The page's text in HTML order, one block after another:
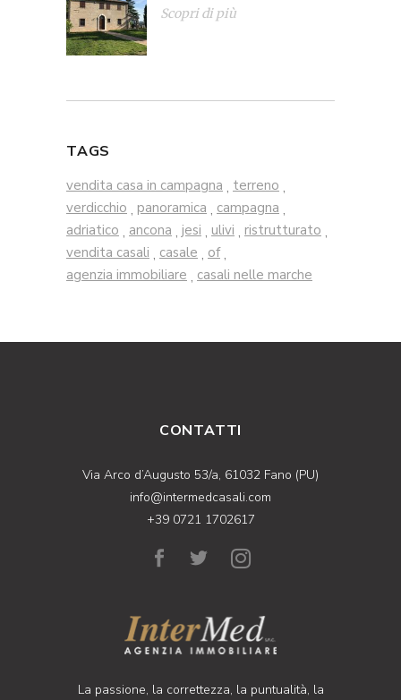
Scopri di più
TAGS
vendita casa in campagna , terreno ,
verdicchio , panoramica , campagna ,
adriatico , ancona ,jesi , ulivi , ristrutturato ,
vendita casali , casale , of ,
agenzia immobiliare , casali nelle marche
CONTATTI
Via Arco d’Augusto 53/a, 61032 Fano (PU)
info@intermedcasali.com
+39 0721 1702617
La passione, la correttezza, la puntualità, la